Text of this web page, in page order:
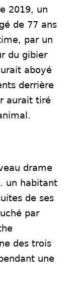
2019, un
de 77 ans
par un
du gibier
aboyé
derrière
aurait tiré
drame
un habitant
de ses
par
des trois
une